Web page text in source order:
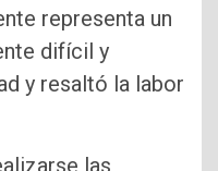
representa un
difícil y
y resaltó la labor
las